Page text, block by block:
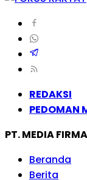
REDAKSI
PEDOMAN
PT. MEDIA
Beranda
Berita